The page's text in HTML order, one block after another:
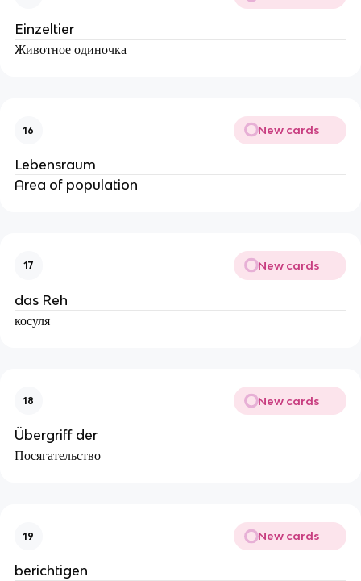
Einzeltier
Животное одиночка
16 New cards
Lebensraum
Area of population
17 New cards
das Reh
косуля
18 New cards
Übergriff der
Посягательство
19 New cards
berichtigen